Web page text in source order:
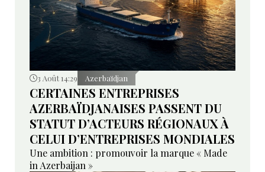
3 Août 14:29 Azerbaïdjan
CERTAINES ENTREPRISES
AZERBAÏDJANAISES PASSENT DU
STATUT D’ACTEURS RÉGIONAUX À
CELUI D’ENTREPRISES MONDIALES
Une ambition : promouvoir la marque « Made
in Azerbaijan »